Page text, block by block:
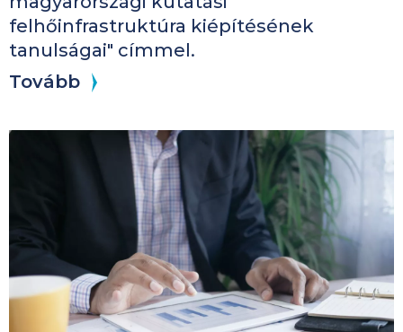
felhőinfrastruktúra kiépítésének
tanulságai" címmel.
Tovább
Kép